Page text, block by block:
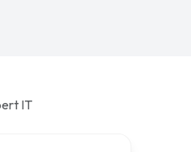
IT